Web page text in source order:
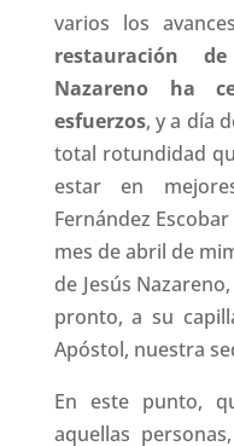
varios los
restauración
Nazareno ha
esfuerzos, y a día
total rotundidad
estar en
Fernández
mes de abril de
de Jesús
pronto, a su
Apóstol, nuestra
En este punto,
aquellas